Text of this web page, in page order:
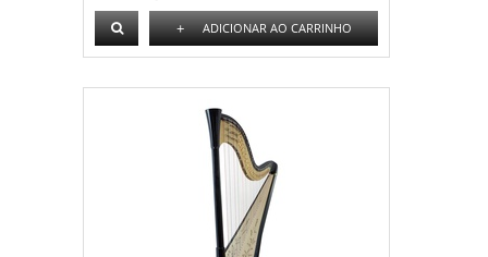
+ ADICIONAR AO CARRINHO